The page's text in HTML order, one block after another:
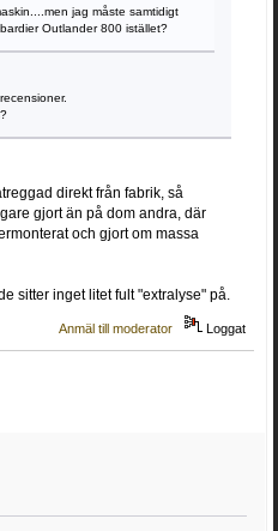
jag måste samtidigt
Outlander 800 istället?
direkt från fabrik, så
gjort än på dom andra, där
och gjort om massa
sitter inget litet fult "extralyse" på.
Anmäl till moderator Loggat